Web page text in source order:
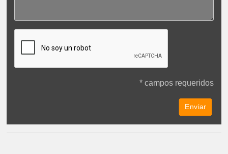
* campos requeridos